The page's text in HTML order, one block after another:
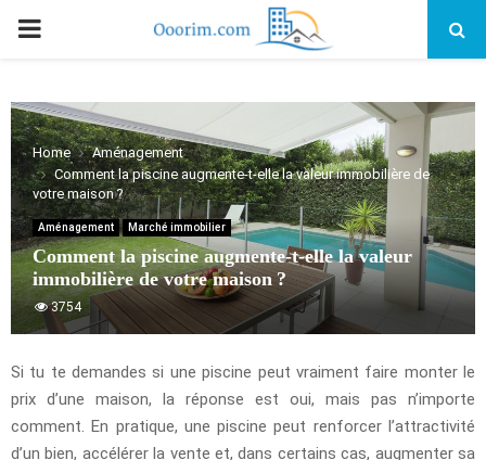
PRIMARY
Home
Aménagement
Comment la piscine augmente-t-elle la valeur immobilière de
votre maison ?
Aménagement Marché immobilier
Comment la piscine augmente-t-elle la valeur
immobilière de votre maison ?
3754
Si tu te demandes si une piscine peut vraiment faire monter le
prix d’une maison, la réponse est oui, mais pas n’importe
comment. En pratique, une piscine peut renforcer l’attractivité
d’un bien, accélérer la vente et, dans certains cas, augmenter sa